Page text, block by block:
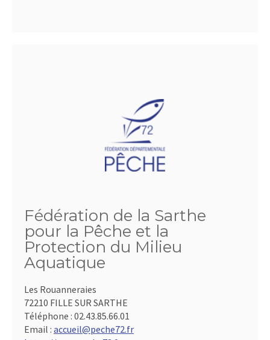
Fédération de la Sarthe
pour la Pêche et la
Protection du Milieu
Aquatique
Les Rouanneraies
72210 FILLE SUR SARTHE
Téléphone : 02.43.85.66.01
Email : accueil@peche72.fr